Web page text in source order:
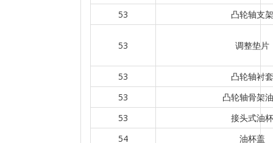
53
凸轮轴支架
53 调整垫片
53
凸轮轴衬套
53
凸轮轴骨架
53
接头式油杯
54
油杯盖